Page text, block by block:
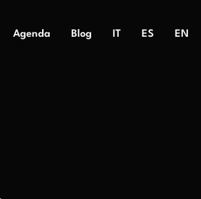
Agenda Blog IT ES EN